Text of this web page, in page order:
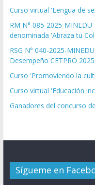
Curso virtual 'Lengua de
RM N° 085-2025-
denominada 'Abraza tu
RSG N° 040-2025-
Desempeño CETPRO 2025
Curso 'Promoviendo la
Curso virtual 'Educación
Ganadores del concurso
Sígueme en